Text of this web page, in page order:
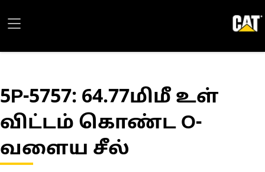
5P-5757: 64.77மிமீ உள்
விட்டம் கொண்ட O-
வளைய சீல்